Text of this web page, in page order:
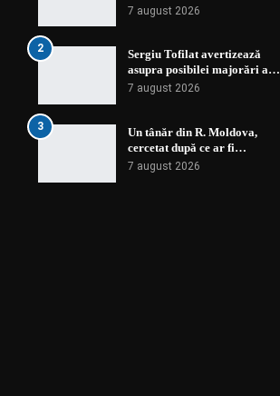
7 august 2026
2
Sergiu Tofilat avertizează
asupra posibilei majorări a…
7 august 2026
3
Un tânăr din R. Moldova,
cercetat după ce ar fi…
7 august 2026